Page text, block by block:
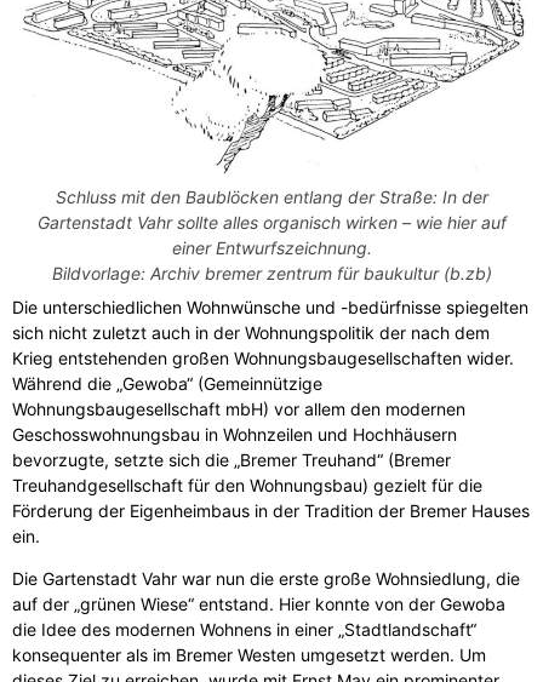
Schluss mit den Baublöcken entlang der Straße: In der
Gartenstadt Vahr sollte alles organisch wirken – wie hier auf
einer Entwurfszeichnung.
Bildvorlage: Archiv bremer zentrum für baukultur (b.zb)
Die unterschiedlichen Wohnwünsche und -bedürfnisse spiegelten
sich nicht zuletzt auch in der Wohnungspolitik der nach dem
Krieg entstehenden großen Wohnungsbaugesellschaften wider.
Während die „Gewoba“ (Gemeinnützige
Wohnungsbaugesellschaft mbH) vor allem den modernen
Geschosswohnungsbau in Wohnzeilen und Hochhäusern
bevorzugte, setzte sich die „Bremer Treuhand“ (Bremer
Treuhandgesellschaft für den Wohnungsbau) gezielt für die
Förderung der Eigenheimbaus in der Tradition der Bremer Hauses
ein.
Die Gartenstadt Vahr war nun die erste große Wohnsiedlung, die
auf der „grünen Wiese“ entstand. Hier konnte von der Gewoba
die Idee des modernen Wohnens in einer „Stadtlandschaft“
konsequenter als im Bremer Westen umgesetzt werden. Um